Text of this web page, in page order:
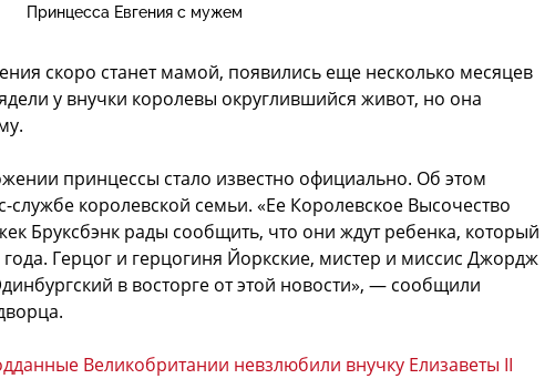
Принцесса Евгения с мужем
скоро станет мамой, появились еще несколько месяцев
у внучки королевы округлившийся живот, но она
принцессы стало известно официально. Об этом
королевской семьи. «Ее Королевское Высочество
Бруксбэнк рады сообщить, что они ждут ребенка, который
года. Герцог и герцогиня Йоркские, мистер и миссис Джордж
в восторге от этой новости», — сообщили
Великобритании невзлюбили внучку Елизаветы II